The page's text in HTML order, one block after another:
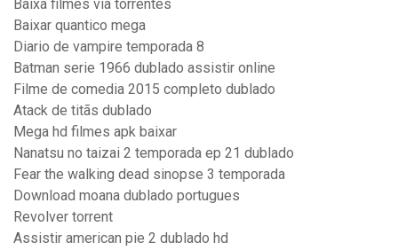
Baixa filmes via torrentes
Baixar quantico mega
Diario de vampire temporada 8
Batman serie 1966 dublado assistir online
Filme de comedia 2015 completo dublado
Atack de titãs dublado
Mega hd filmes apk baixar
Nanatsu no taizai 2 temporada ep 21 dublado
Fear the walking dead sinopse 3 temporada
Download moana dublado portugues
Revolver torrent
Assistir american pie 2 dublado hd